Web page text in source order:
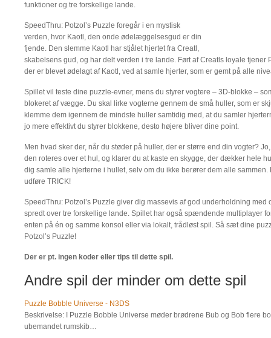
funktioner og tre forskellige lande.
SpeedThru: Potzol’s Puzzle foregår i en mystisk
verden, hvor Kaotl, den onde ødelæggelsesgud er din
fjende. Den slemme Kaotl har stjålet hjertet fra Creatl,
skabelsens gud, og har delt verden i tre lande. Ført af Creatls loyale tjener
der er blevet ødelagt af Kaotl, ved at samle hjerter, som er gemt på alle
Spillet vil teste dine puzzle-evner, mens du styrer vogtere – 3D-blokke –
blokeret af vægge. Du skal lirke vogterne gennem de små huller, som er
klemme dem igennem de mindste huller samtidig med, at du samler
jo mere effektivt du styrer blokkene, desto højere bliver dine point.
Men hvad sker der, når du støder på huller, der er større end din vogter?
den roteres over et hul, og klarer du at kaste en skygge, der dækker hele
dig samle alle hjerterne i hullet, selv om du ikke berører dem alle
udføre TRICK!
SpeedThru: Potzol’s Puzzle giver dig massevis af god underholdning
spredt over tre forskellige lande. Spillet har også spændende multiplayer
enten på én og samme konsol eller via lokalt, trådløst spil. Så sæt dine
Potzol’s Puzzle!
Der er pt. ingen koder eller tips til dette spil.
Andre spil der minder om dette spil
Puzzle Bobble Universe - N3DS
Beskrivelse: I Puzzle Bobble Universe møder brødrene Bub og Bob flere
ubemandet rumskib…